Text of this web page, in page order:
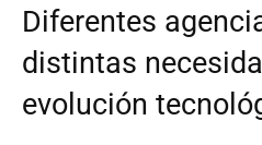
Diferentes
distintas
evolución